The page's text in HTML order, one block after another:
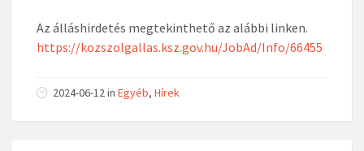
Az álláshirdetés megtekinthető az alábbi linken.
https://kozszolgallas.ksz.gov.hu/JobAd/Info/66455
2024-06-12in Egyéb, Hírek